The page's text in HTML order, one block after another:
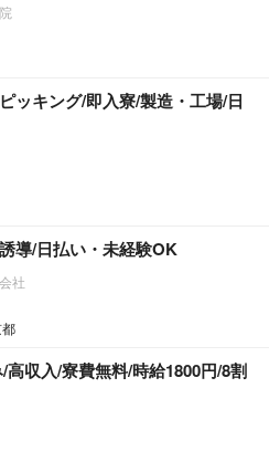
ッキング/即入寮/製造・工場/日
導/日払い・未経験OK
社
収入/寮費無料/時給1800円/8割